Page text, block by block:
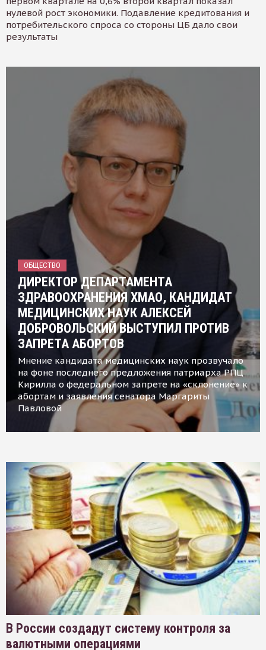
нулевой рост экономики. Подавление кредитования и
потребительского спроса со стороны ЦБ дало свои
результаты
ОБЩЕСТВО
ДИРЕКТОР ДЕПАРТАМЕНТА
ЗДРАВООХРАНЕНИЯ ХМАО, КАНДИДАТ
МЕДИЦИНСКИХ НАУК АЛЕКСЕЙ
ДОБРОВОЛЬСКИЙ ВЫСТУПИЛ ПРОТИВ
ЗАПРЕТА АБОРТОВ
Мнение кандидата медицинских наук прозвучало
на фоне последнего предложения патриарха РПЦ
Кирилла о федеральном запрете на «склонение» к
абортам и заявления сенатора Маргариты
Павловой
В России создадут систему контроля за
валютными операциями